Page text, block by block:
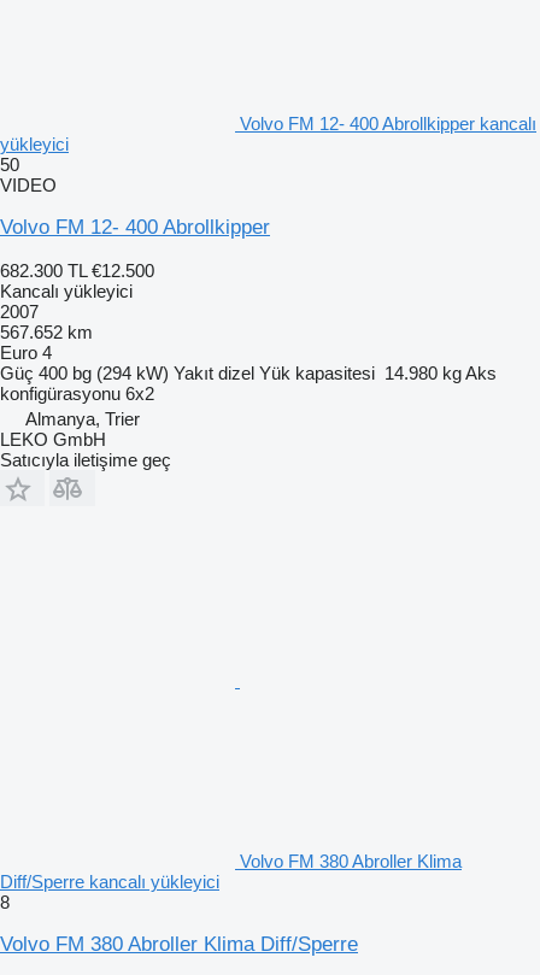
Volvo FM 12- 400 Abrollkipper kancalı
yükleyici
50
VIDEO
Volvo FM 12- 400 Abrollkipper
682.300 TL €12.500
Kancalı yükleyici
2007
567.652 km
Euro 4
Güç 400 bg (294 kW) Yakıt dizel Yük kapasitesi 14.980 kgAks
konfigürasyonu 6x2
Almanya, Trier
LEKO GmbH
Satıcıyla iletişime geç
Volvo FM 380 Abroller Klima
Diff/Sperre kancalı yükleyici
8
Volvo FM 380 Abroller Klima Diff/Sperre